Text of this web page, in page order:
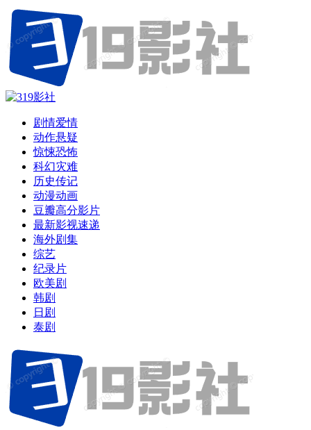
剧情爱情
动作悬疑
惊悚恐怖
科幻灾难
历史传记
动漫动画
豆瓣高分影片
最新影视速递
海外剧集
综艺
纪录片
欧美剧
韩剧
日剧
泰剧